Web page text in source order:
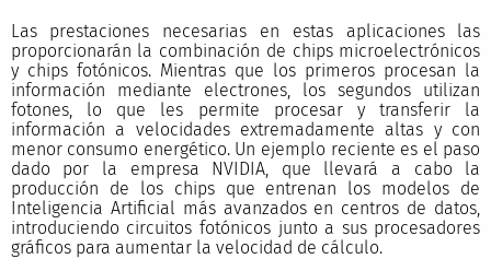
Las prestaciones necesarias en estas aplicaciones las
proporcionarán la combinación de chips microelectrónicos
y chips fotónicos. Mientras que los primeros procesan la
información mediante electrones, los segundos utilizan
fotones, lo que les permite procesar y transferir la
información a velocidades extremadamente altas y con
menor consumo energético. Un ejemplo reciente es el paso
dado por la empresa NVIDIA, que llevará a cabo la
producción de los chips que entrenan los modelos de
Inteligencia Artificial más avanzados en centros de datos,
introduciendo circuitos fotónicos junto a sus procesadores
gráficos para aumentar la velocidad de cálculo.